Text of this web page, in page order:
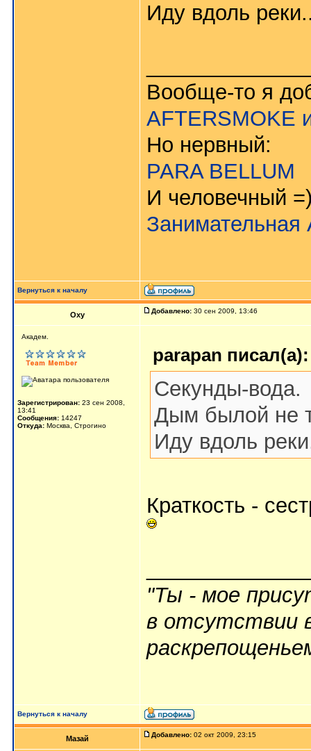
Иду вдоль
Вообще-то я
Но нервный:
PARA BELLUM
И человечный
Занимательная
Вернуться к началу
Oxy Добавлено: 30 сен 2009, 13:46
Aкaдeм.
Зарегистрирован: 23 сен 2008,
13:41
Сообщения: 14247
Откуда: Москва, Строгино
parapan писал(а):
Секунды-вода.
Дым былой не
Иду вдоль
Краткость -
"Ты - мое
в отсутствии
Вернуться к началу
Мазай Добавлено: 02 окт 2009, 23:15